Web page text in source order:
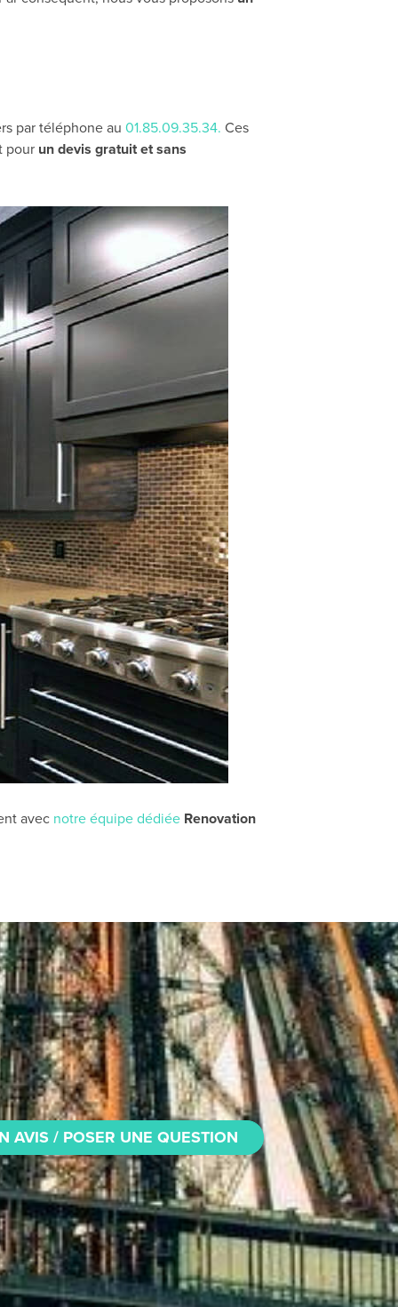
par téléphone au 01.85.09.35.34. Ces
pour un devis gratuit et sans
avec notre équipe dédiée Renovation
AVIS / POSER UNE QUESTION